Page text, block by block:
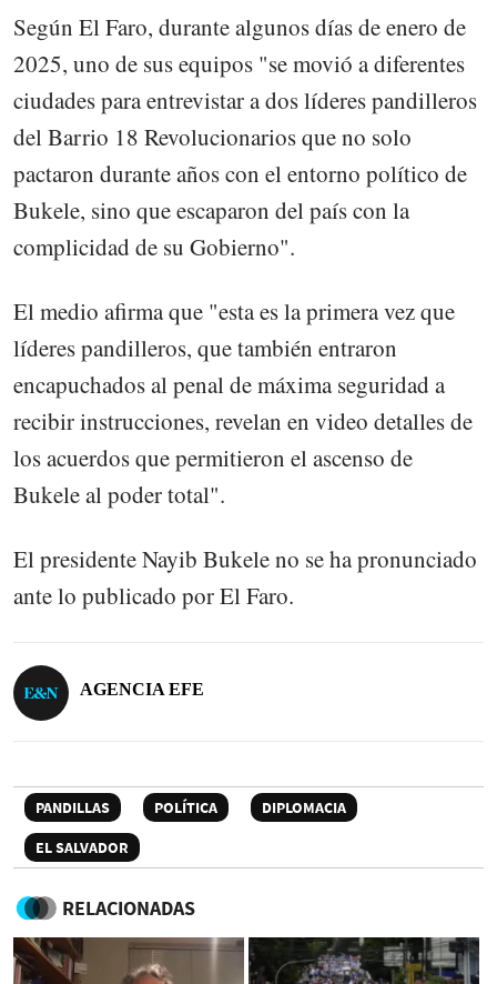
Según El Faro, durante algunos días de enero de
2025, uno de sus equipos "se movió a diferentes
ciudades para entrevistar a dos líderes pandilleros
del Barrio 18 Revolucionarios que no solo
pactaron durante años con el entorno político de
Bukele, sino que escaparon del país con la
complicidad de su Gobierno".
El medio afirma que "esta es la primera vez que
líderes pandilleros, que también entraron
encapuchados al penal de máxima seguridad a
recibir instrucciones, revelan en video detalles de
los acuerdos que permitieron el ascenso de
Bukele al poder total".
El presidente Nayib Bukele no se ha pronunciado
ante lo publicado por El Faro.
AGENCIA EFE
PANDILLAS POLÍTICA
DIPLOMACIA
EL SALVADOR
RELACIONADAS